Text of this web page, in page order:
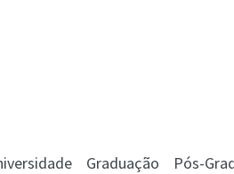
Graduação Pós-